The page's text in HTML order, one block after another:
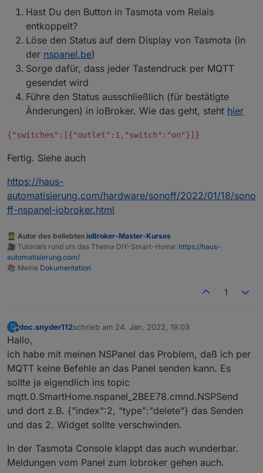
einem Blockly versucht, aber irgendwie eine
Todesschleife hinbekommen und dafür gesorgt, dass
die Hue Lampen ca. 5 min an / aus gingen :)
Hast Du den Button in Tasmota vom Relais
entkoppelt?
Löse den Status auf dem Display von Tasmota (in
der nspanel.be)
Sorge dafür, dass jeder Tastendruck per MQTT
gesendet wird
Führe den Status ausschließlich (für bestätigte
Änderungen) in ioBroker. Wie das geht, steht hier
{"switches":[{"outlet":1,"switch":"on"}]}
Fertig. Siehe auch
https://haus-
automatisierung.com/hardware/sonoff/2022/01/18/sono
ff-nspanel-iobroker.html
🧑‍🎓 Autor des beliebten ioBroker-Master-Kurses
🎥 Tutorials rund um das Thema DIY-Smart-Home: https://haus-
automatisierung.com/
📚 Meine Dokumentation
1
D
Offline
doc.snyder112schrieb am 24. Jan. 2022, 19:03
zuletzt editiert von
Hallo,
ich habe mit meinen NSPanel das Problem, daß ich per
MQTT keine Befehle an das Panel senden kann. Es
sollte ja eigendlich ins topic
mqtt.0.SmartHome.nspanel_2BEE78.cmnd.NSPSend
und dort z.B. {"index":2, "type":"delete"} das Senden
und das 2. Widget sollte verschwinden.
In der Tasmota Console klappt das auch wunderbar.
Meldungen vom Panel zum Iobroker gehen auch.